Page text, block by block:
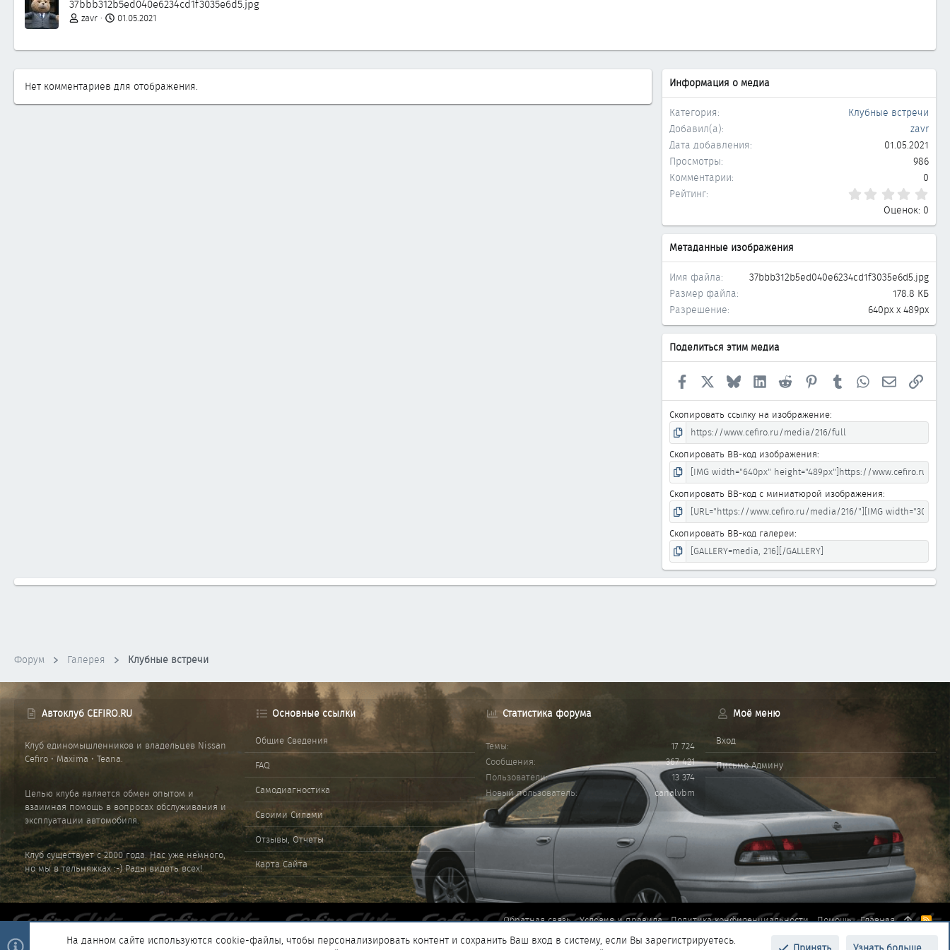
37bbb312b5ed040e6234cd1f3035e6d5.jpg
zavr 01.05.2021
Нет комментариев для отображения. Информация о медиа
Категория
Клубные встречи
Добавил(а)
zavr
Дата добавления
01.05.2021
Просмотры
986
Комментарии
0
Рейтинг
Оценок: 0
Метаданные изображения
Имя файла
37bbb312b5ed040e6234cd1f3035e6d5.jpg
Размер файла
178.8 КБ
Разрешение
640px x 489px
Поделиться этим медиа
Facebook BlueskyLinkedInReddit PinterestTumblr WhatsApp
Скопировать ссылку на изображение
Скопировать BB-код изображения
Скопировать BB-код с миниатюрой изображения
Скопировать BB-код галереи
Форум Галерея Клубные встречи
Автоклуб CEFIRO.RU
Клуб единомышленников и владельцев Nissan
Cefiro • Maxima • Teana.
Целью клуба является обмен опытом и
взаимная помощь в вопросах обслуживания и
эксплуатации автомобиля.
Клуб существует с 2000 года. Нас уже немного,
но мы в тельняжках :-) Рады видеть всех!
Основные ссылки
Общие Сведения
FAQ
Самодиагностика
Своими Силами
Отзывы, Отчеты
Карта Сайта
Статистика форума
Темы
17 724
Сообщения
367 421
Пользователи
13 374
Новый пользователь
canalvbm
Моё меню
Вход
Письмо Админу
Обратная связь Условия и правила Политика конфиденциальности Помощь Главная
R
На данном сайте используются cookie-файлы, чтобы персонализировать контент и сохранить Ваш вход в систему, если Вы зарегистрируетесь.